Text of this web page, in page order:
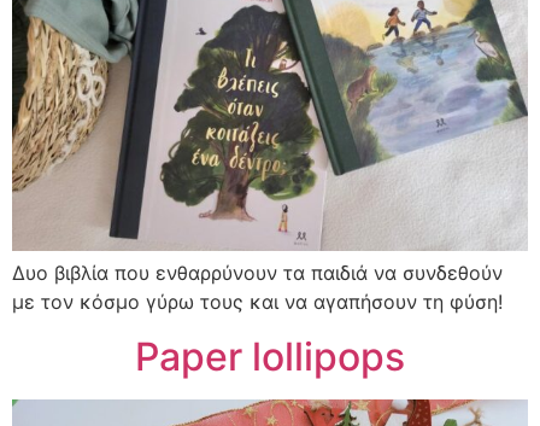
Δυο βιβλία που ενθαρρύνουν τα παιδιά να συνδεθούν
με τον κόσμο γύρω τους και να αγαπήσουν τη φύση!
Paper lollipops